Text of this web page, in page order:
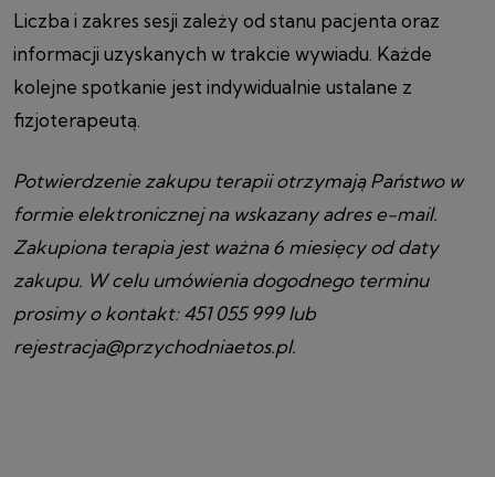
Liczba i zakres sesji zależy od stanu pacjenta oraz
informacji uzyskanych w trakcie wywiadu. Każde
kolejne spotkanie jest indywidualnie ustalane z
fizjoterapeutą.
Potwierdzenie zakupu terapii otrzymają Państwo w
formie elektronicznej na wskazany adres e-mail.
Zakupiona terapia jest ważna 6 miesięcy od daty
zakupu. W celu umówienia dogodnego terminu
prosimy o kontakt: 451 055 999 lub
rejestracja@przychodniaetos.pl.